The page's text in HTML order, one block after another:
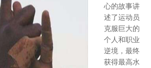
心的故事讲
述了运动员
克服巨大的
个人和职业
逆境，最终
获得最高水